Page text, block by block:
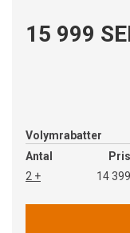
15 999
Volymrabatter
Antal
2 +
14